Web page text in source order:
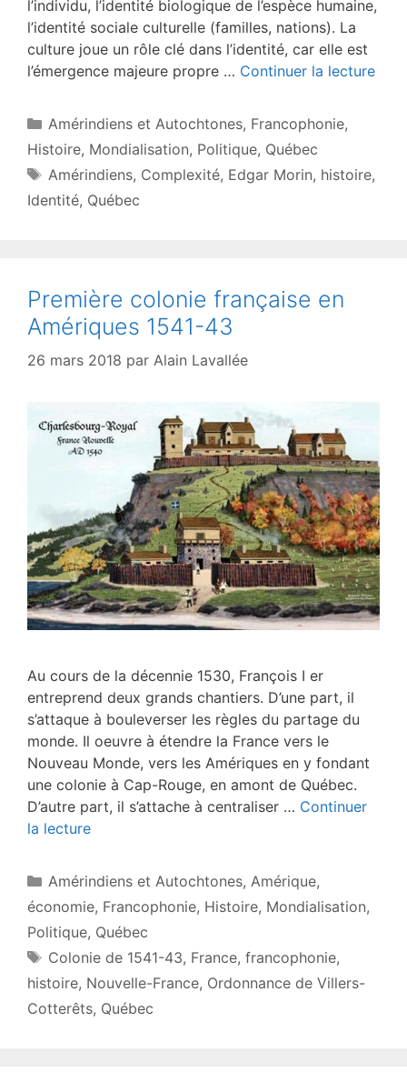
l’individu, l’identité biologique de l’espèce humaine,
l’identité sociale culturelle (familles, nations). La
culture joue un rôle clé dans l’identité, car elle est
l’émergence majeure propre … Continuer la lecture
Catégories
Amérindiens et Autochtones, Francophonie,
Histoire, Mondialisation, Politique, Québec
Étiquettes
Amérindiens, Complexité, Edgar Morin, histoire,
Identité, Québec
Première colonie française en
Amériques 1541-43
26 mars 2018 par Alain Lavallée
Au cours de la décennie 1530, François I er
entreprend deux grands chantiers. D’une part, il
s’attaque à bouleverser les règles du partage du
monde. Il oeuvre à étendre la France vers le
Nouveau Monde, vers les Amériques en y fondant
une colonie à Cap-Rouge, en amont de Québec.
D’autre part, il s’attache à centraliser … Continuer
la lecture
Catégories
Amérindiens et Autochtones, Amérique,
économie, Francophonie, Histoire, Mondialisation,
Politique, Québec
Étiquettes
Colonie de 1541-43, France, francophonie,
histoire, Nouvelle-France, Ordonnance de Villers-
Cotterêts, Québec